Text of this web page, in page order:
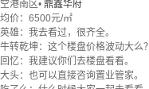
空港南区• 鼎鑫华府
均价： 6500元/㎡
英雄：我去看过，很齐全。
牛转乾坤：这个楼盘价格波动大么？
回忆：我建议你们去楼盘看看。
大头：也可以直接咨询置业管家。